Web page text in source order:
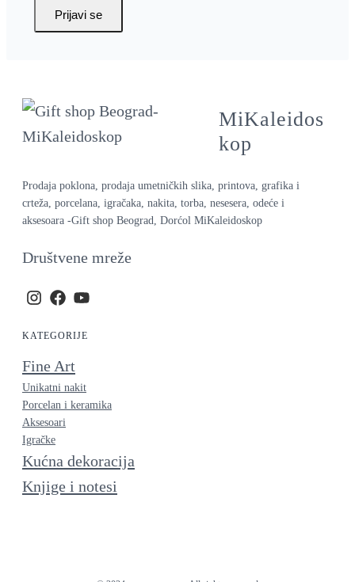
Prijavi se
MiKaleidos
kop
Prodaja poklona, prodaja umetničkih slika, printova, grafika i
crteža, porcelana, igračaka, nakita, torba, nesesera, odeće i
aksesoara -Gift shop Beograd, Dorćol MiKaleidoskop
Društvene mreže
KATEGORIJE
Fine Art
Unikatni nakit
Porcelan i keramika
Aksesoari
Igračke
Kućna dekoracija
Knjige i notesi